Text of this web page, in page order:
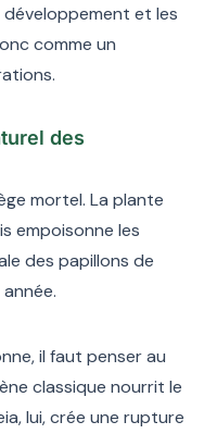
développement et les
comme un
des
mortel. La plante
empoisonne les
des papillons de
il faut penser au
classique nourrit le
lui, crée une rupture